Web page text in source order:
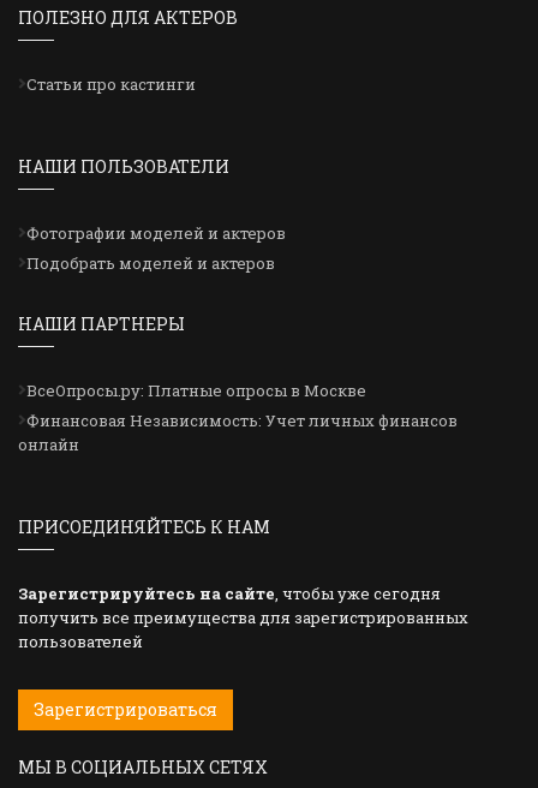
ПОЛЕЗНО ДЛЯ АКТЕРОВ
Статьи про кастинги
НАШИ ПОЛЬЗОВАТЕЛИ
Фотографии моделей и актеров
Подобрать моделей и актеров
НАШИ ПАРТНЕРЫ
ВсеОпросы.ру: Платные опросы в Москве
Финансовая Независимость: Учет личных финансов
онлайн
ПРИСОЕДИНЯЙТЕСЬ К НАМ
Зарегистрируйтесь на сайте, чтобы уже сегодня
получить все преимущества для зарегистрированных
пользователей
Зарегистрироваться
МЫ В СОЦИАЛЬНЫХ СЕТЯХ